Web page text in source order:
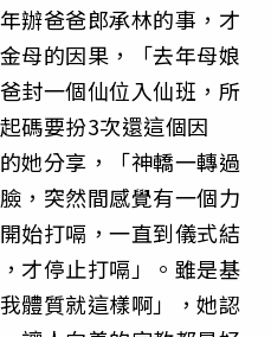
辦爸爸郎承林的事，才
母的因果，「去年母娘
封一個仙位入仙班，所
碼要扮3次還這個因
她分享，「神轎一轉過
，突然間感覺有一個力
始打嗝，一直到儀式結
才停止打嗝」。雖是基
體質就這樣啊」，她認